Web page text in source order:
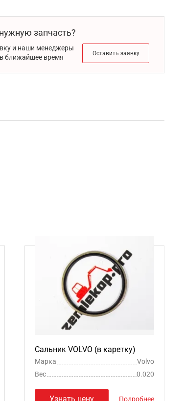
запчасть?
и наши менеджеры
ближайшее время
Оставить заявку
Сальник VOLVO (в каретку)
Марка
Volvo
Вес
0.020
Узнать цену Подробнее